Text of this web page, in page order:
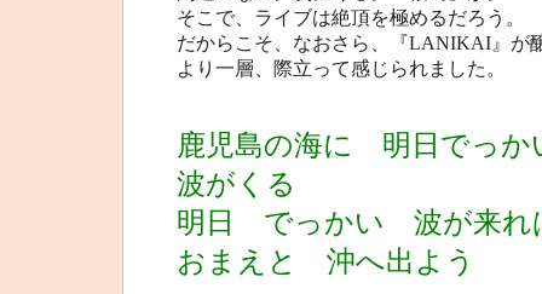
そこで、ライブは絶頂を極めるだろう。
だからこそ、なおさら、『LANIKAI』が
より一層、際立って感じられました。
鹿児島の海に 明日でっか
波がくる
明日 でっかい 波が来
おまえと 沖へ出よう